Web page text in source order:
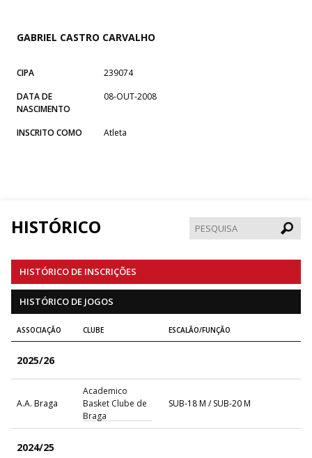
GABRIEL CASTRO CARVALHO
CIPA
239074
DATA DE
NASCIMENTO
08-OUT-2008
INSCRITO COMO Atleta
HISTÓRICO
HISTÓRICO DE INSCRIÇÕES
HISTÓRICO DE JOGOS
ASSOCIAÇÃO CLUBE ESCALÃO/FUNÇÃO
2025/26
A.A. Braga
Academico
Basket Clube de
Braga
SUB-18 M / SUB-20 M
2024/25